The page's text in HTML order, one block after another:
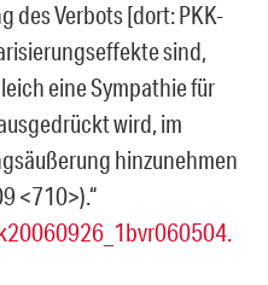
des Verbots [dort: PKK-
sind,
eine Sympathie für
wird, im
hinzunehmen
<710>).“